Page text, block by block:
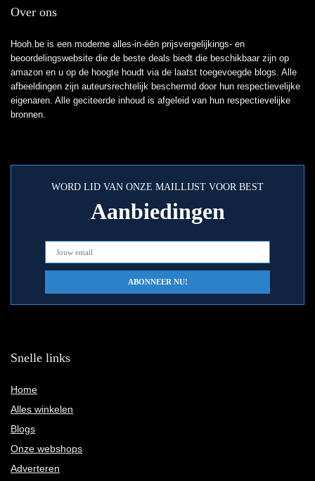
Over ons
Hooh.be is een moderne alles-in-één prijsvergelijkings- en
beoordelingswebsite die de beste deals biedt die beschikbaar zijn op
amazon en u op de hoogte houdt via de laatst toegevoegde blogs. Alle
afbeeldingen zijn auteursrechtelijk beschermd door hun respectievelijke
eigenaren. Alle geciteerde inhoud is afgeleid van hun respectievelijke
bronnen.
WORD LID VAN ONZE MAILLIJST VOOR BEST
Aanbiedingen
Snelle links
Home
Alles winkelen
Blogs
Onze webshops
Adverteren